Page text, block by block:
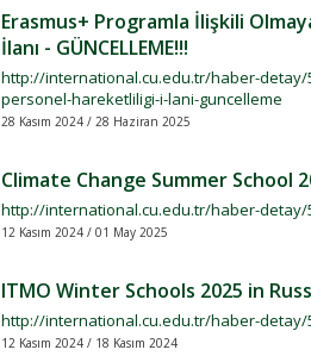
Erasmus+ Programla İlişkili
İlanı - GÜNCELLEME!!!
http://international.cu.edu.tr/haber-detay/
personel-hareketliligi-i-lani-guncelleme
28 Kasım 2024 / 28 Haziran 2025
Climate Change Summer School
http://international.cu.edu.tr/haber-detay/
12 Kasım 2024 / 01 May 2025
ITMO Winter Schools 2025 in
http://international.cu.edu.tr/haber-detay/
12 Kasım 2024 / 18 Kasım 2024